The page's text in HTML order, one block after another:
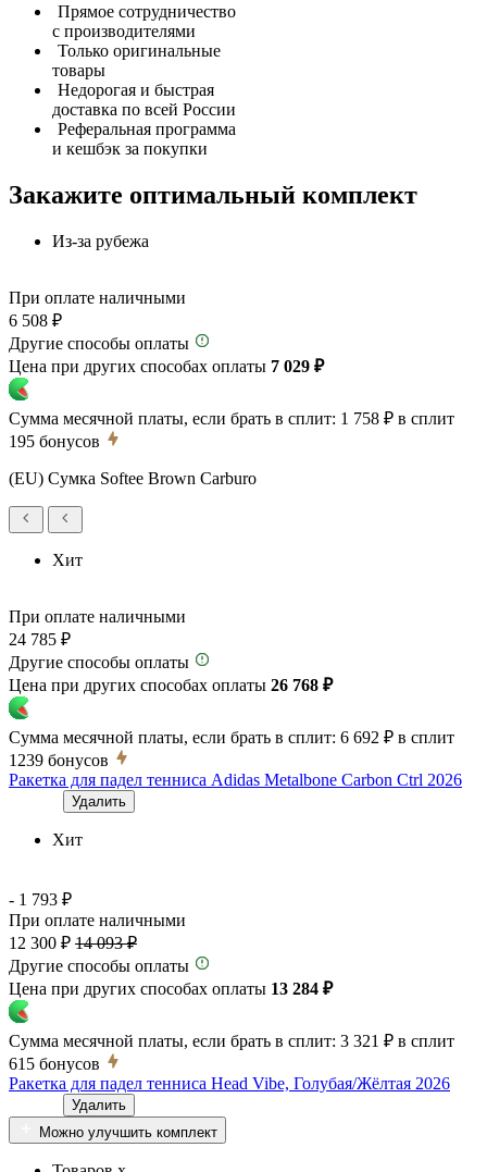
Прямое сотрудничество
с производителями
Только оригинальные
товары
Недорогая и быстрая
доставка по всей России
Реферальная программа
и кешбэк за покупки
Закажите оптимальный комплект
Из-за рубежа
При оплате наличными
6 508 ₽
Другие способы оплаты
Цена при других способах оплаты 7 029 ₽
Сумма месячной платы, если брать в сплит: 1 758 ₽ в сплит
195 бонусов
(EU) Сумка Softee Brown Carburo
Хит
При оплате наличными
24 785 ₽
Другие способы оплаты
Цена при других способах оплаты 26 768 ₽
Сумма месячной платы, если брать в сплит: 6 692 ₽ в сплит
1239 бонусов
Ракетка для падел тенниса Adidas Metalbone Carbon Ctrl 2026
Удалить
Хит
- 1 793 ₽
При оплате наличными
12 300 ₽ 14 093 ₽
Другие способы оплаты
Цена при других способах оплаты 13 284 ₽
Сумма месячной платы, если брать в сплит: 3 321 ₽ в сплит
615 бонусов
Ракетка для падел тенниса Head Vibe, Голубая/Жёлтая 2026
Удалить
Можно улучшить комплект